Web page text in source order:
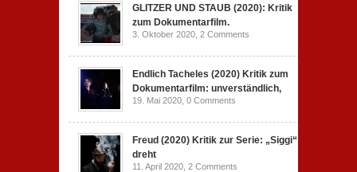
GLITZER UND STAUB (2020): Kritik
zum Dokumentarfilm.
3. Oktober 2020, 2 Comments
Endlich Tacheles (2020) Kritik zum
Dokumentarfilm: unverständlich,
19. Mai 2020, 0 Comments
Freud (2020) Kritik zur Serie: „Siggi“
dreht
11. April 2020, 2 Comments